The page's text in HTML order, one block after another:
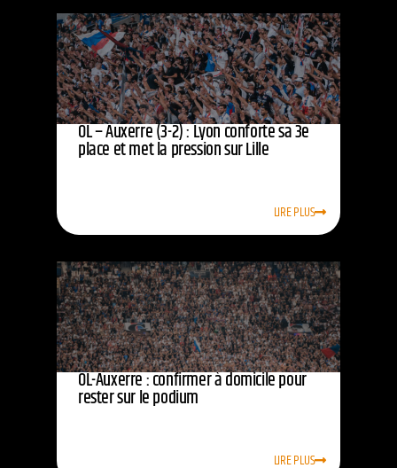
OL – Auxerre (3-2) : Lyon conforte sa 3e
place et met la pression sur Lille
LIRE PLUS
OL-Auxerre : confirmer à domicile pour
rester sur le podium
LIRE PLUS